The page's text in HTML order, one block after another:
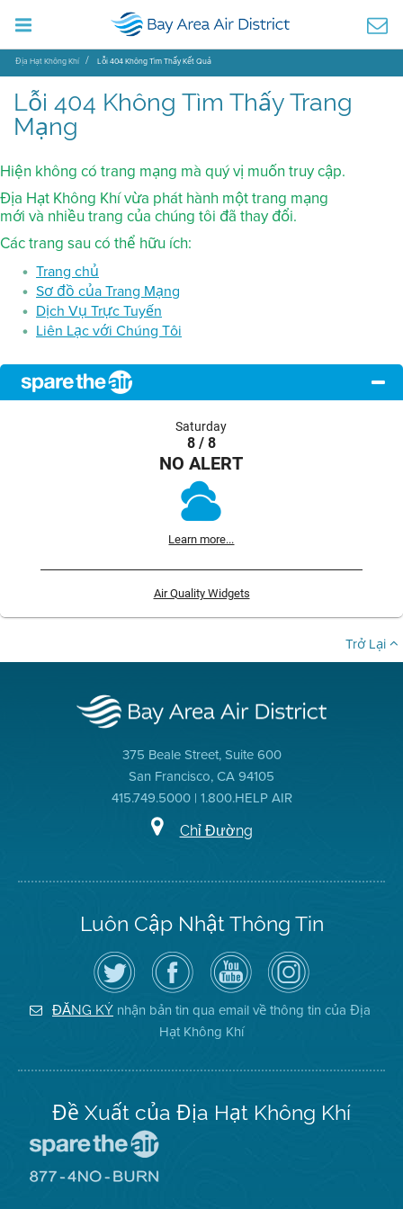
Địa Hạt Không Khí Lỗi 404 Không Tìm Thấy Kết Quả
Lỗi 404 Không Tìm Thấy Trang
Mạng
Hiện không có trang mạng mà quý vị muốn truy cập.
Địa Hạt Không Khí vừa phát hành một trang mạng
mới và nhiều trang của chúng tôi đã thay đổi.
Các trang sau có thể hữu ích:
Trang chủ
Sơ đồ của Trang Mạng
Dịch Vụ Trực Tuyến
Liên Lạc với Chúng Tôi
Saturday
8 / 8
NO ALERT
Learn more...
Air Quality Widgets
Trở Lại
375 Beale Street, Suite 600
San Francisco, CA 94105
415.749.5000 | 1.800.HELP AIR
Chỉ Đường
Luôn Cập Nhật Thông Tin
Hãy
theo
dõi
Địa
Hạt
Không
Truy
cập
Trang
Facebook
của
Địa
Hạt
Kênh
YouTube
của
Địa
Hạt
Không
Khí
Air
District
on
Instagram
ĐĂNG KÝ nhận bản tin qua email về thông tin của Địa
Hạt Không Khí
Đề Xuất của Địa Hạt Không Khí